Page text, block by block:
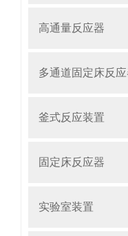
高通量反应器
多通道固定床反
釜式反应装置
固定床反应器
实验室装置